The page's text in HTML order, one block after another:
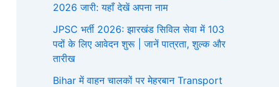
2026 जारी: यहाँ देखें अपना नाम
JPSC भर्ती 2026: झारखंड सिविल सेवा में 103
पदों के लिए आवेदन शुरू | जानें पात्रता, शुल्क और
तारीख
Bihar में वाहन चालकों पर मेहरबान Transport